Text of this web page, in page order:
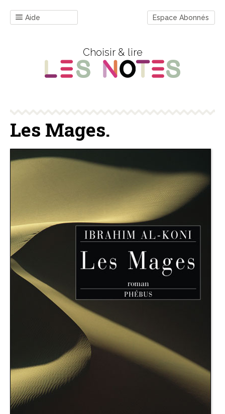
Aide Espace Abonnés
Choisir & lire
Les Mages.